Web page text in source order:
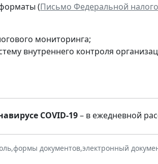
(Письмо Федеральной
мониторинга;
внутреннего контроля
COVID-19– в ежедневной
,формы документов,электронный